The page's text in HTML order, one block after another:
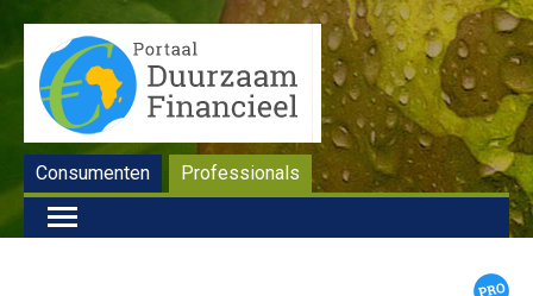
Consumenten Professionals